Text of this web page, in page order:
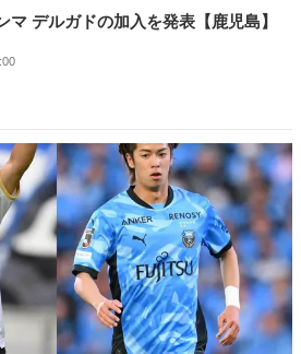
マ デルガドの加入を発表【鹿児島】